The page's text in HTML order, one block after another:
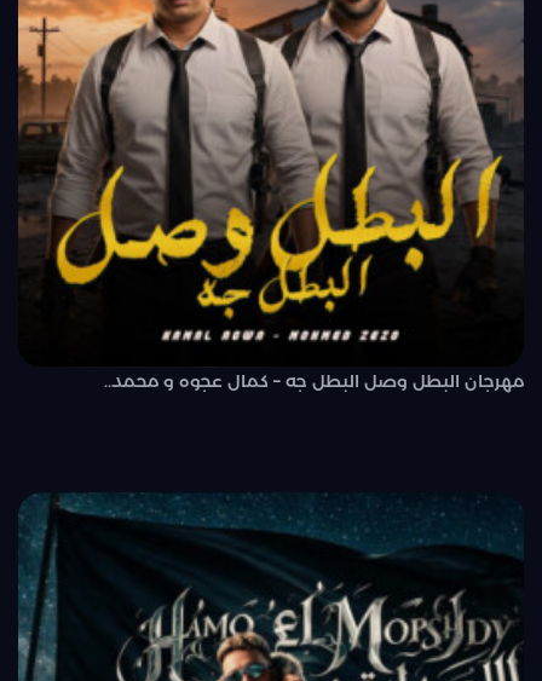
مهرجان البطل وصل البطل جه – كمال عجوه و محمد..